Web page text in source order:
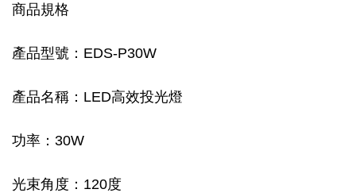
商品規格
產品型號：EDS-P30W
產品名稱：LED高效投光燈
功率：30W
光束角度：120度